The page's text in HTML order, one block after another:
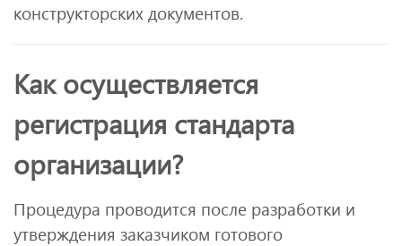
конструкторских документов.
Как осуществляется
регистрация стандарта
организации?
Процедура проводится после разработки и
утверждения заказчиком готового